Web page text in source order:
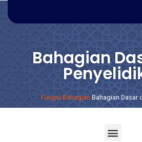
Bahagian
Fungsi Bahagian Bahagian Dasar